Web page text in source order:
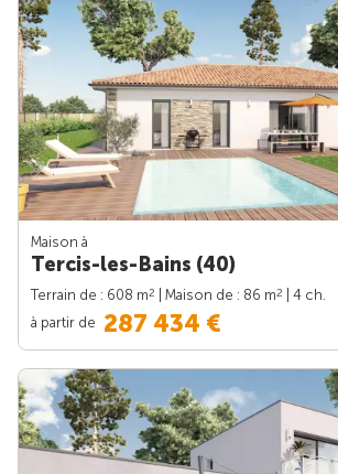
Maison à
Tercis-les-Bains (40)
Terrain de : 608 m2 | Maison de : 86 m2
| 4 ch.
à partir de 287 434 €